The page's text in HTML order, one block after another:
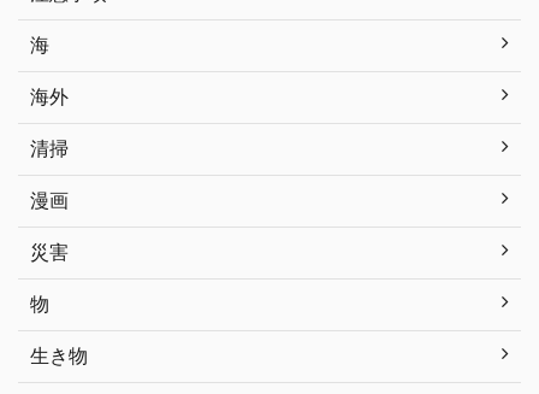
海
海外
清掃
漫画
災害
物
生き物